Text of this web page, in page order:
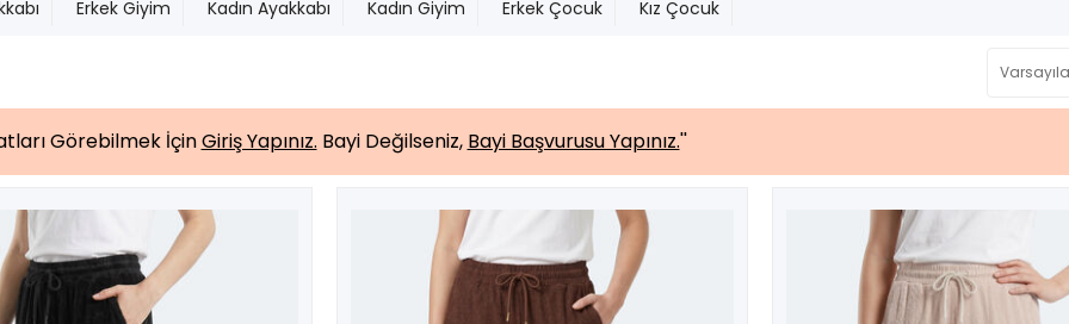
Erkek Giyim Kadın Ayakkabı Kadın Giyim Erkek Çocuk Kız Çocuk
Görebilmek İçinGiriş Yapınız. Bayi Değilseniz, Bayi Başvurusu Yapınız.''